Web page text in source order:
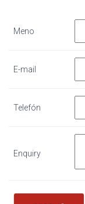
Meno
E-mail
Telefón
Enquiry